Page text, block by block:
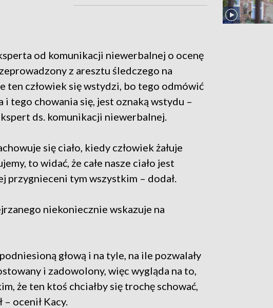
od komunikacji niewerbalnej o ocenę
z aresztu śledczego na
ten człowiek się wstydzi, bo tego odmówić
i tego chowania się, jest oznaką wstydu –
ds. komunikacji niewerbalnej.
się ciało, kiedy człowiek żałuje
to widać, że całe nasze ciało jest
przygnieceni tym wszystkim – dodał.
niekoniecznie wskazuje na
głową i na tyle, na ile pozwalały
i zadowolony, więc wygląda na to,
że ten ktoś chciałby się trochę schować,
ocenił Kacy.